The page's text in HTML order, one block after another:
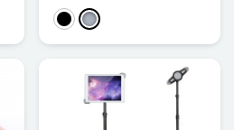
Schwarz
Grau